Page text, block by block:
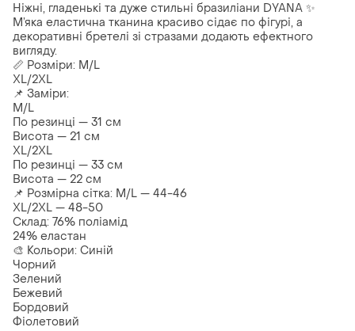
Ніжні, гладенькі та дуже стильні бразиліани DYANA ✨
М’яка еластична тканина красиво сідає по фігурі, а
декоративні бретелі зі стразами додають ефектного
вигляду.
📏 Розміри: M/L
XL/2XL
📌 Заміри:
M/L
По резинці — 31 см
Висота — 21 см
XL/2XL
По резинці — 33 см
Висота — 22 см
📌 Розмірна сітка: M/L — 44-46
XL/2XL — 48-50
Склад: 76% поліамід
24% еластан
🎨 Кольори: Синій
Чорний
Зелений
Бежевий
Бордовий
Фіолетовий